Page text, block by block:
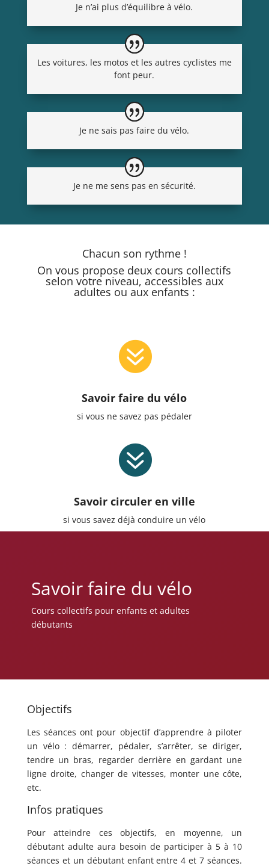
Je n’ai plus d’équilibre à vélo.
Les voitures, les motos et les autres cyclistes me
font peur.
Je ne sais pas faire du vélo.
Je ne me sens pas en sécurité.
Chacun son rythme !
On vous propose deux cours collectifs
selon votre niveau, accessibles aux
adultes ou aux enfants :

Savoir faire du vélo
si vous ne savez pas pédaler

Savoir circuler en ville
si vous savez déjà conduire un vélo
Savoir faire du vélo
Cours collectifs pour enfants et adultes
débutants
Objectifs
Les séances ont pour objectif d’apprendre à piloter
un vélo : démarrer, pédaler, s’arrêter, se diriger,
tendre un bras, regarder derrière en gardant une
ligne droite, changer de vitesses, monter une côte,
etc.
Infos pratiques
Pour atteindre ces objectifs, en moyenne, un
débutant adulte aura besoin de participer à 5 à 10
séances et un débutant enfant entre 4 et 7 séances.